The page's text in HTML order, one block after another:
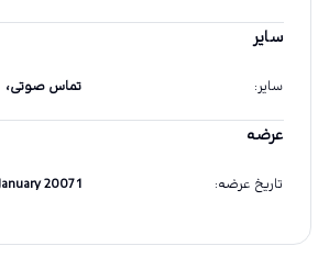
سایر
سایر: تماس صوتی،
عرضه
تاریخ عرضه:
1 January 2007